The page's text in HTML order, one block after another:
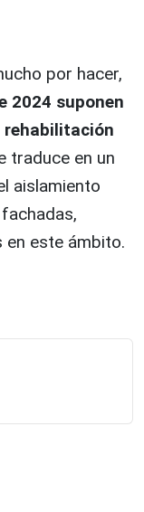
por hacer,
2024 suponen
traduce en un
aislamiento
este ámbito.